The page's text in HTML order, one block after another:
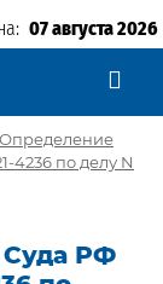
07 августа 2026
Определение
4236 по делу N
Суда РФ